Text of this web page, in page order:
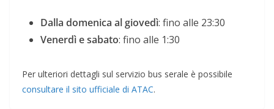
Dalla domenica al giovedì: fino alle 23:30
Venerdì e sabato: fino alle 1:30
Per ulteriori dettagli sul servizio bus serale è possibile
consultare il sito ufficiale di ATAC.